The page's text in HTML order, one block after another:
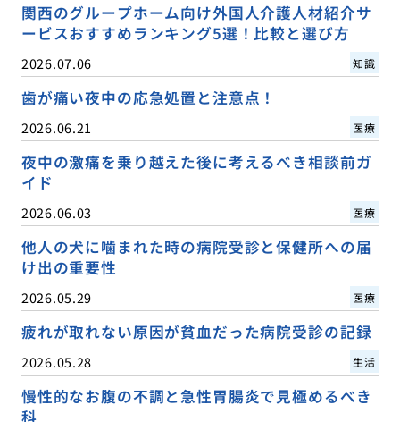
関西のグループホーム向け外国人介護人材紹介サ
ービスおすすめランキング5選！比較と選び方
2026.07.06 知識
歯が痛い夜中の応急処置と注意点！
2026.06.21 医療
夜中の激痛を乗り越えた後に考えるべき相談前ガ
イド
2026.06.03 医療
他人の犬に噛まれた時の病院受診と保健所への届
け出の重要性
2026.05.29 医療
疲れが取れない原因が貧血だった病院受診の記録
2026.05.28 生活
慢性的なお腹の不調と急性胃腸炎で見極めるべき
科